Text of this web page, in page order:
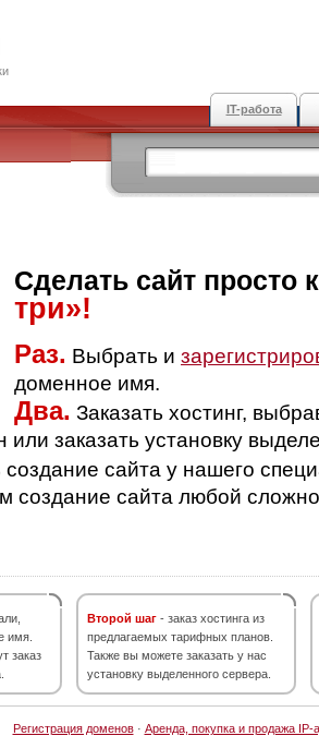
IT-работа
Сделать сайт просто
три»!
Раз. Выбрать и
доменное имя.
Два. Заказать хостинг,
заказать установку
создание сайта у нашего
создание сайта любой
имя.
заказ
Второй шаг - заказ хостинга из
предлагаемых тарифных планов.
Также вы можете заказать у нас
установку выделенного сервера.
Регистрация доменов· Аренда, покупка и продажа IP-